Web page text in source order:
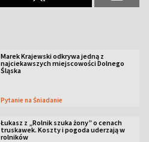
Marek Krajewski odkrywa jedną z
najciekawszych miejscowości Dolnego
Śląska
Pytanie na Śniadanie
Łukasz z „Rolnik szuka żony” o cenach
truskawek. Koszty i pogoda uderzają w
rolników